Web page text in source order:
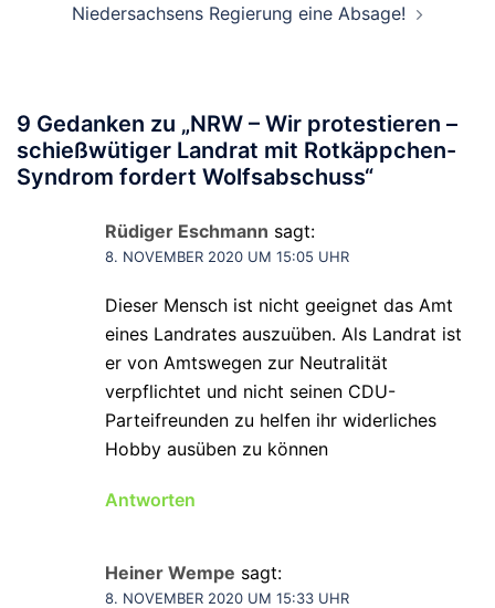
Niedersachsens Regierung eine Absage!
9 Gedanken zu „NRW – Wir protestieren –
schießwütiger Landrat mit Rotkäppchen-
Syndrom fordert Wolfsabschuss“
Rüdiger Eschmann sagt:
8. NOVEMBER 2020 UM 15:05 UHR
Dieser Mensch ist nicht geeignet das Amt
eines Landrates auszuüben. Als Landrat ist
er von Amtswegen zur Neutralität
verpflichtet und nicht seinen CDU-
Parteifreunden zu helfen ihr widerliches
Hobby ausüben zu können
Antworten
Heiner Wempe sagt:
8. NOVEMBER 2020 UM 15:33 UHR